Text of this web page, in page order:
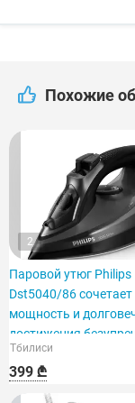
Похожие
2
Паровой утюг Philips
Dst5040/86 сочетает
мощность и
достижения
результатов.
Тбилиси
399 ₾